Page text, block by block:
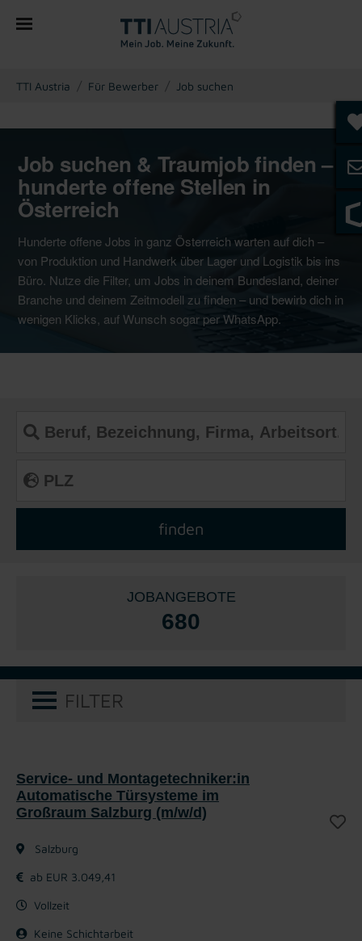
You are here:
TTI Austria Für Bewerber Job suchen
Job suchen & Traumjob finden –
hunderte offene Stellen in
Österreich
Hunderte offene Jobs in ganz Österreich warten auf dich –
von Produktion und Handwerk über Lager und Logistik bis ins
Büro. Nutze die Filter, um Jobs in deinem Bundesland, deiner
Branche und deinem Zeitmodell zu finden – und bewirb dich in
wenigen Klicks, auf Wunsch sogar per WhatsApp.
JOBANGEBOTE
680
FILTER
Service- und Montagetechniker:in
Automatische Türsysteme im
Großraum Salzburg (m/w/d)
Salzburg
ab EUR 3.049,41
Vollzeit
Keine Schichtarbeit